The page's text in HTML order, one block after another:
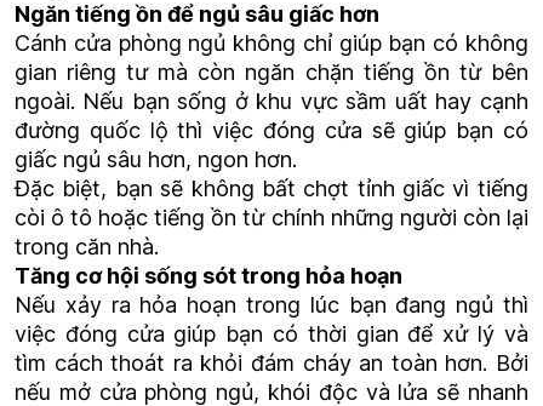
Ngăn tiếng ồn để ngủ sâu giấc hơn
Cánh cửa phòng ngủ không chỉ giúp bạn có không
gian riêng tư mà còn ngăn chặn tiếng ồn từ bên
ngoài. Nếu bạn sống ở khu vực sầm uất hay cạnh
đường quốc lộ thì việc đóng cửa sẽ giúp bạn có
giấc ngủ sâu hơn, ngon hơn.
Đặc biệt, bạn sẽ không bất chợt tỉnh giấc vì tiếng
còi ô tô hoặc tiếng ồn từ chính những người còn lại
trong căn nhà.
Tăng cơ hội sống sót trong hỏa hoạn
Nếu xảy ra hỏa hoạn trong lúc bạn đang ngủ thì
việc đóng cửa giúp bạn có thời gian để xử lý và
tìm cách thoát ra khỏi đám cháy an toàn hơn. Bởi
nếu mở cửa phòng ngủ, khói độc và lửa sẽ nhanh